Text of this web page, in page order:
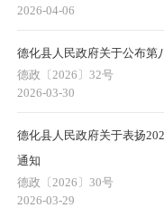
2026-04-06
德化县人民政府关于公布第
德政〔2026〕32号
2026-03-30
德化县人民政府关于表扬
通知
德政〔2026〕30号
2026-03-29